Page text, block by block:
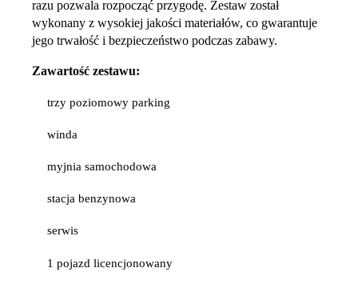
razu pozwala rozpocząć przygodę. Zestaw został
wykonany z wysokiej jakości materiałów, co gwarantuje
jego trwałość i bezpieczeństwo podczas zabawy.
Zawartość zestawu:
trzy poziomowy parking
winda
myjnia samochodowa
stacja benzynowa
serwis
1 pojazd licencjonowany